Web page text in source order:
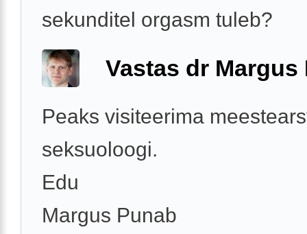
sekunditel orgasm tuleb?
Vastas dr Margus
Peaks visiteerima
seksuoloogi.
Edu
Margus Punab